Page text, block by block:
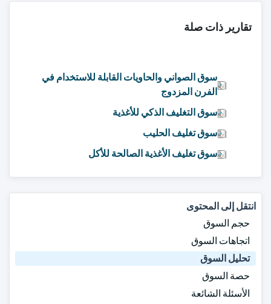
تقارير ذات صلة
سوق الصواني والحاويات القابلة للاستخدام في
الفرن المزدوج
سوق التغليف الذكي للأغذية
سوق تغليف الحليب
سوق تغليف الأغذية الصالحة للأكل
انتقل إلى المحتوى
حجم السوق
اتجاهات السوق
تحليل السوق
حصة السوق
الأسئلة الشائعة